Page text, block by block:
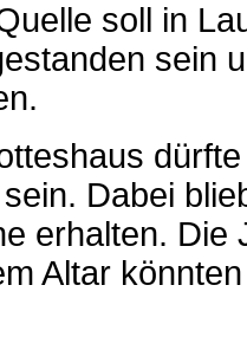
soll in
sein
Dabei
erhalten.
Altar